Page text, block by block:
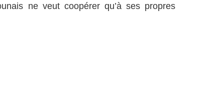
ne veut coopérer qu’à ses propres